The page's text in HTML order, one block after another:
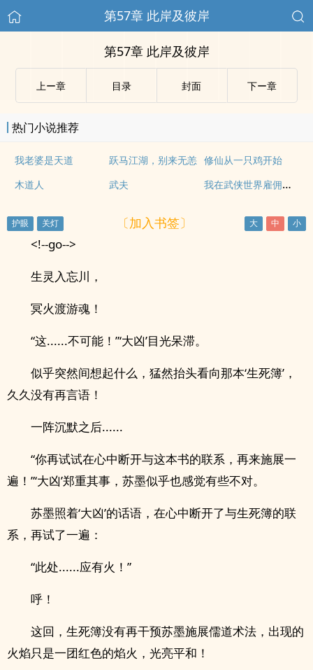
第57章 此岸及彼岸
第57章 此岸及彼岸
上ー章 目录 封面 下ー章
热门小说推荐
我老婆是天道 跃马江湖，别来无恙 修仙从一只鸡开始
木道人
武夫 我在武侠世界雇佣玩家
〔加入书签〕
<!--go-->
生灵入忘川，
冥火渡游魂！
“这......不可能！”‘大凶’目光呆滞。
似乎突然间想起什么，猛然抬头看向那本‘生死簿’，
久久没有再言语！
一阵沉默之后......
“你再试试在心中断开与这本书的联系，再来施展一
遍！”‘大凶’郑重其事，苏墨似乎也感觉有些不对。
苏墨照着‘大凶’的话语，在心中断开了与生死簿的联
系，再试了一遍：
“此处......应有火！”
呼！
这回，生死簿没有再干预苏墨施展儒道术法，出现的
火焰只是一团红色的焰火，光亮平和！